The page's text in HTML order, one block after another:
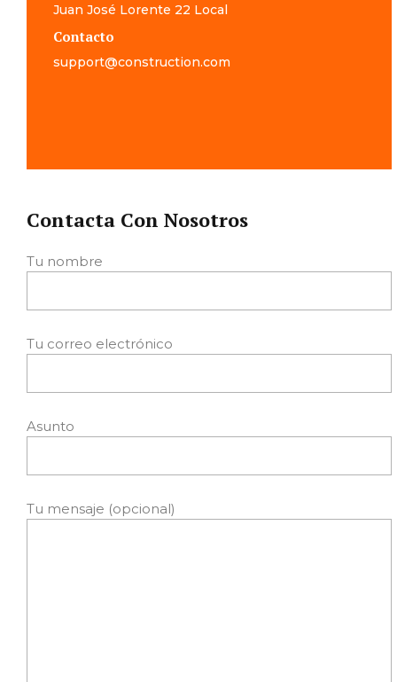
Juan José Lorente 22 Local
Contacto
support@construction.com
Contacta Con Nosotros
Tu nombre
Tu correo electrónico
Asunto
Tu mensaje (opcional)